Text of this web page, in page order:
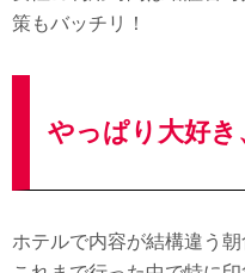
策もバッチリ！
やっぱり大好き
ホテルで内容が結構違う朝